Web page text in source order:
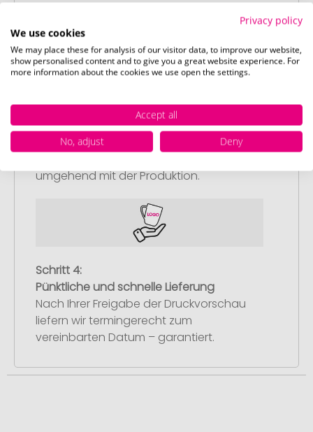
Artikelvorschau und Freigabe
Sie erhalten von uns eine kostenlose
Druckvorschau mit Ihrem Design. Sobald
umgehend mit der Produktion.
Schritt 4:
Pünktliche und schnelle Lieferung
Nach Ihrer Freigabe der Druckvorschau
liefern wir termingerecht zum
vereinbarten Datum – garantiert.
Privacy policy
We use cookies
We may place these for analysis of our visitor data, to improve our website,
show personalised content and to give you a great website experience. For
more information about the cookies we use open the settings.
Accept all
No, adjust
Deny